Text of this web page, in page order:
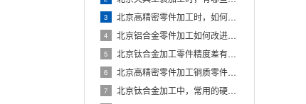
3 北京高精密零件加工时，如何让精密轴承防锈？
4 北京铝合金零件加工如何改进表面粗糙度？
5 北京钛合金加工零件精度差有哪些因素？
6 北京高精密零件加工铜质零件的拉毛问题如何解决？
7 北京钛合金加工中，常用的硬质合金钻头种类有哪些？